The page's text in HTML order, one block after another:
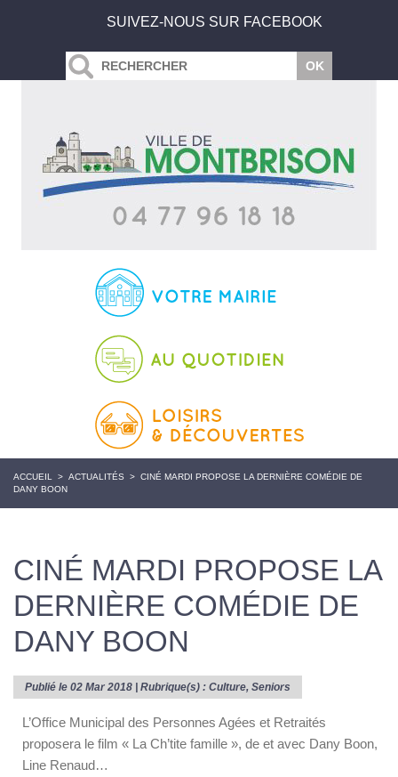
SUIVEZ-NOUS SUR FACEBOOK
ACCUEIL > ACTUALITÉS > CINÉ MARDI PROPOSE LA DERNIÈRE COMÉDIE DE
DANY BOON
CINÉ MARDI PROPOSE LA
DERNIÈRE COMÉDIE DE
DANY BOON
Publié le 02 Mar 2018 | Rubrique(s) : Culture, Seniors
L’Office Municipal des Personnes Agées et Retraités
proposera le film « La Ch’tite famille », de et avec Dany Boon,
Line Renaud…